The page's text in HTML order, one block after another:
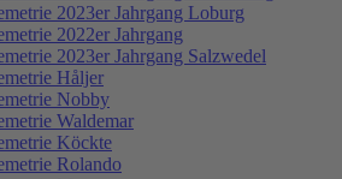
2023er Jahrgang Loburg
2022er Jahrgang
2023er Jahrgang Salzwedel
Håljer
Nobby
Waldemar
Köckte
Rolando